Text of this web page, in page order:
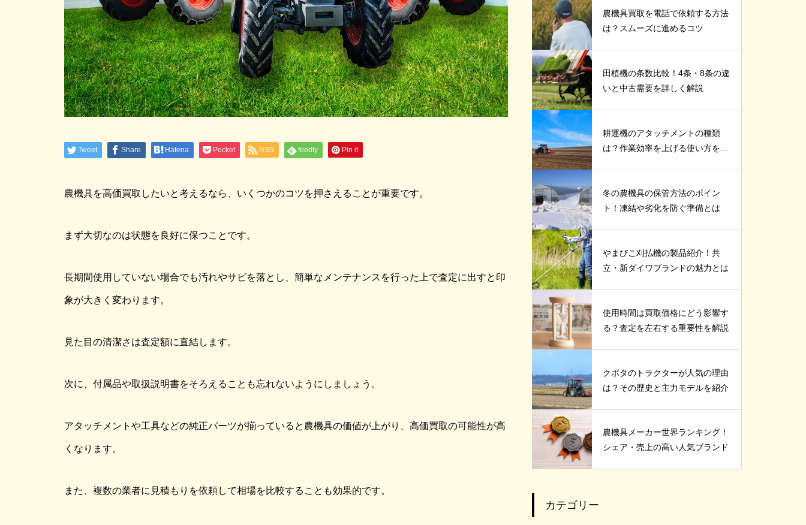
Tweet Share Hatena Pocket RSS feedly Pin it
農機具を高価買取したいと考えるなら、いくつかのコツを押さえることが重要です。
まず大切なのは状態を良好に保つことです。
長期間使用していない場合でも汚れやサビを落とし、簡単なメンテナンスを行った上で査定に出すと印
象が大きく変わります。
見た目の清潔さは査定額に直結します。
次に、付属品や取扱説明書をそろえることも忘れないようにしましょう。
アタッチメントや工具などの純正パーツが揃っていると農機具の価値が上がり、高価買取の可能性が高
くなります。
また、複数の業者に見積もりを依頼して相場を比較することも効果的です。
農機具買取を電話で依頼する方法
は？スムーズに進めるコツ
田植機の条数比較！4条・8条の違
いと中古需要を詳しく解説
耕運機のアタッチメントの種類
は？作業効率を上げる使い方を紹
冬の農機具の保管方法のポイン
ト！凍結や劣化を防ぐ準備とは
やまびこ刈払機の製品紹介！共
立・新ダイワブランドの魅力とは
使用時間は買取価格にどう影響す
る？査定を左右する重要性を解説
クボタのトラクターが人気の理由
は？その歴史と主力モデルを紹介
農機具メーカー世界ランキング！
シェア・売上の高い人気ブランド
カテゴリー